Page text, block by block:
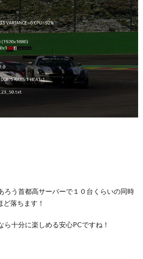
ろう首都高サーバーで１０台くらいの同時
ど落ちます！
ら十分に楽しめる安心PCですね！